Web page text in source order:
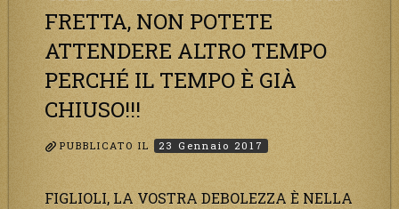
FRETTA, NON POTETE
ATTENDERE ALTRO TEMPO
PERCHÉ IL TEMPO È GIÀ
CHIUSO!!!
PUBBLICATO IL 23 Gennaio 2017
FIGLIOLI, LA VOSTRA DEBOLEZZA È NELLA